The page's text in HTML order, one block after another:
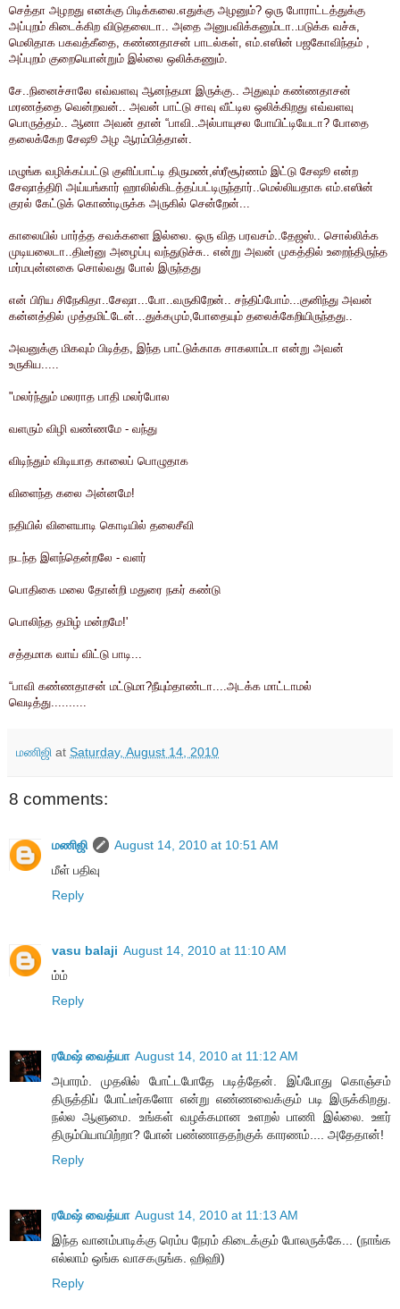
செத்தா அழறது எனக்கு பிடிக்கலை.எதுக்கு அழனும்? ஒரு போராட்டத்துக்கு
அப்புறம் கிடைக்கிற விடுதலைடா.. அதை அனுபவிக்கனும்டா..படுக்க வச்சு,
மெலிதாக பகவத்கீதை, கண்ணதாசன் பாடல்கள், எம்.எஸின் பஜகோவிந்தம் ,
அப்புறம் குறையொன்றும் இல்லை ஒலிக்கணும்.
சே..நினைச்சாலே எவ்வளவு ஆனந்தமா இருக்கு.. அதுவும் கண்ணதாசன்
மரணத்தை வென்றவன்.. அவன் பாட்டு சாவு வீட்டில ஒலிக்கிறது எவ்வளவு
பொருத்தம்.. ஆனா அவன் தான் “பாவி..அல்பாயுசல போயிட்டியேடா? போதை
தலைக்கேற சேஷூ அழ ஆரம்பித்தான்.
மழுங்க வழிக்கப்பட்டு குளிப்பாட்டி திருமண்,ஸ்ரீசூர்ணம் இட்டு சேஷூ என்ற
சேஷாத்திரி அய்யங்கார் ஹாலில்கிடத்தப்பட்டிருந்தார்..மெல்லியதாக எம்.எஸின்
குரல் கேட்டுக் கொண்டிருக்க அருகில் சென்றேன்...
காலையில் பார்த்த சவக்களை இல்லை. ஒரு வித பரவசம்..தேஜஸ்.. சொல்லிக்க
முடியலைடா..திடீர்னு அழைப்பு வந்துடுச்சு.. என்று அவன் முகத்தில் உறைந்திருந்த
மர்மபுன்னகை சொல்வது போல் இருந்தது
என் பிரிய சிநேகிதா..சேஷா...போ..வருகிறேன்.. சந்திப்போம்...குனிந்து அவன்
கன்னத்தில் முத்தமிட்டேன்...துக்கமும்,போதையும் தலைக்கேறியிருந்தது..
அவனுக்கு மிகவும் பிடித்த, இந்த பாட்டுக்காக சாகலாம்டா என்று அவன்
உருகிய.....
"மலர்ந்தும் மலராத பாதி மலர்போல
வளரும் விழி வண்ணமே - வந்து
விடிந்தும் விடியாத காலைப் பொழுதாக
விளைந்த கலை அன்னமே!
நதியில் விளையாடி கொடியில் தலைசீவி
நடந்த இளந்தென்றலே - வளர்
பொதிகை மலை தோன்றி மதுரை நகர் கண்டு
பொலிந்த தமிழ் மன்றமே!'
சத்தமாக வாய் விட்டு பாடி...
“பாவி கண்ணதாசன் மட்டுமா?நீயும்தாண்டா....அடக்க மாட்டாமல்
வெடித்து..........
மணிஜி at Saturday, August 14, 2010
8 comments:
மணிஜி
August 14, 2010 at 10:51 AM
மீள் பதிவு
Reply
vasu balaji August 14, 2010 at 11:10 AM
ம்ம்
Reply
ரமேஷ் வைத்யா August 14, 2010 at 11:12 AM
அபாரம். முதலில் போட்டபோதே படித்தேன். இப்போது கொஞ்சம்
திருத்திப் போட்டீர்களோ என்று எண்ணவைக்கும் படி இருக்கிறது.
நல்ல ஆளுமை. உங்கள் வழக்கமான உளறல் பாணி இல்லை. ஊர்
திரும்பியாயிற்றா? போன் பண்ணாததற்குக் காரணம்.... அதேதான்!
Reply
ரமேஷ் வைத்யா August 14, 2010 at 11:13 AM
இந்த வானம்பாடிக்கு ரெம்ப நேரம் கிடைக்கும் போலருக்கே... (நாங்க
எல்லாம் ஒங்க வாசகருங்க. ஹிஹி)
Reply